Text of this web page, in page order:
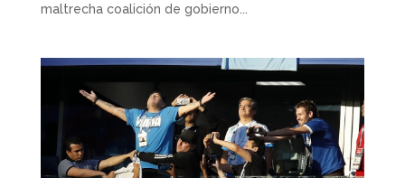
maltrecha coalición de gobierno...